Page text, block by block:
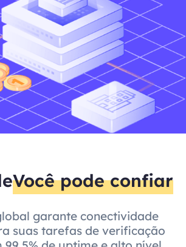
Você pode confiar
garante conectividade
suas tarefas de verificação